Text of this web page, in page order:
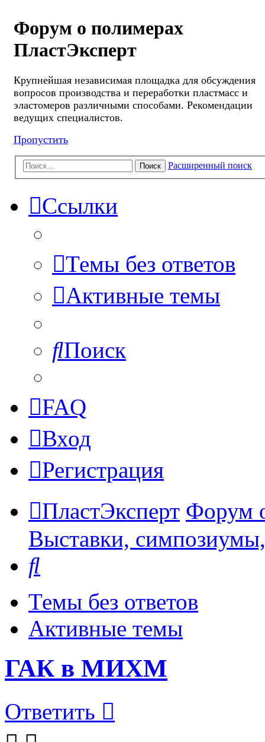
Форум о полимерах
ПластЭксперт
Крупнейшая независимая площадка для обсуждения
вопросов производства и переработки пластмасс и
эластомеров различными способами. Рекомендации
ведущих специалистов.
Пропустить
Поиск Расширенный поиск
Ссылки
Темы без ответов
Активные темы
Поиск
FAQ
Вход
Регистрация
ПластЭксперт Форум
Выставки,
Темы без ответов
Активные темы
ГАК в МИХМ
Ответить